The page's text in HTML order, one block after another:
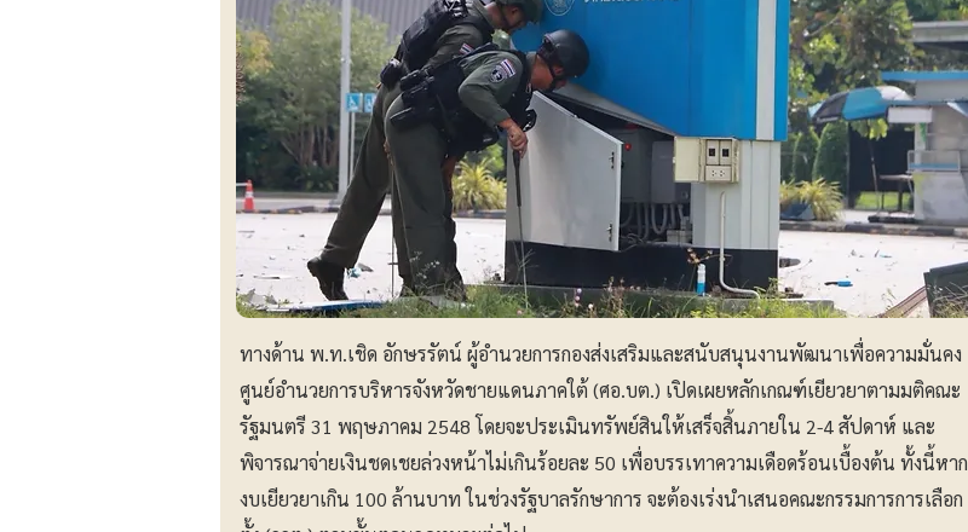
ทางด้าน พ.ท.เชิด อักษรรัตน์ ผู้อำนวยการกองส่งเสริมและสนับสนุนงานพัฒนาเพื่อความมั่นคง
ศูนย์อำนวยการบริหารจังหวัดชายแดนภาคใต้ (ศอ.บต.) เปิดเผยหลักเกณฑ์เยียวยาตามมติคณะ
รัฐมนตรี 31 พฤษภาคม 2548 โดยจะประเมินทรัพย์สินให้เสร็จสิ้นภายใน 2-4 สัปดาห์ และ
พิจารณาจ่ายเงินชดเชยล่วงหน้าไม่เกินร้อยละ 50 เพื่อบรรเทาความเดือดร้อนเบื้องต้น ทั้งนี้หาก
งบเยียวยาเกิน 100 ล้านบาท ในช่วงรัฐบาลรักษาการ จะต้องเร่งนำเสนอคณะกรรมการการเลือก